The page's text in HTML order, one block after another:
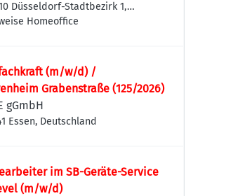
Düsseldorf-Stadtbezirk 1,
Homeoffice
(m/w/d) /
Grabenstraße (125/2026)
gGmbH
Essen, Deutschland
im SB-Geräte-Service
(m/w/d)